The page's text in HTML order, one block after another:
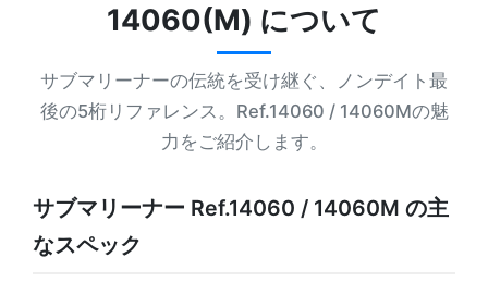
14060(M) について
サブマリーナーの伝統を受け継ぐ、ノンデイト最
後の5桁リファレンス。Ref.14060 / 14060Mの魅
力をご紹介します。
サブマリーナー Ref.14060 / 14060M の主
なスペック